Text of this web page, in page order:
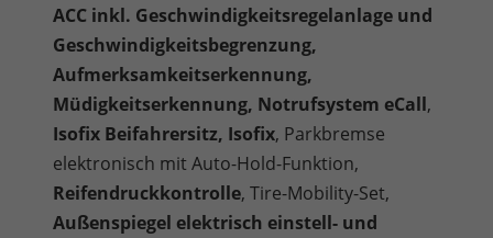
ACC inkl. Geschwindigkeitsregelanlage und
Geschwindigkeitsbegrenzung,
Aufmerksamkeitserkennung,
Müdigkeitserkennung, Notrufsystem eCall,
Isofix Beifahrersitz, Isofix, Parkbremse
elektronisch mit Auto-Hold-Funktion,
Reifendruckkontrolle, Tire-Mobility-Set,
Außenspiegel elektrisch einstell- und